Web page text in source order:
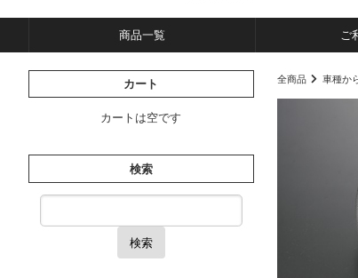
商品一覧 ご
全商品 車種か
カート
カートは空です
検索
検索